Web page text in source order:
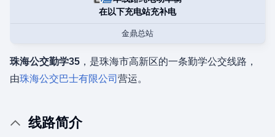
在以下充电站充补电
金鼎总站
珠海公交勤学35 ，是珠海市高新区的一条勤学公交线路，
由珠海公交巴士有限公司 营运。
线路简介